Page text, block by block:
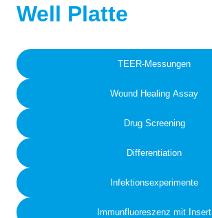
Well Platte
TEER-Messungen
Wound Healing Assay
Drug Screening
Differentiation
Infektionsexperimente
Immunfluoreszenz mit Insert